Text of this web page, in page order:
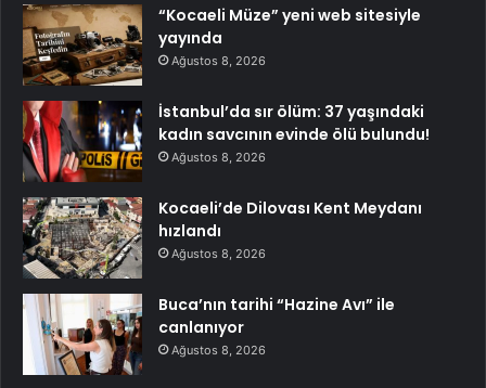
“Kocaeli Müze” yeni web sitesiyle
yayında
Ağustos 8, 2026
İstanbul’da sır ölüm: 37 yaşındaki
kadın savcının evinde ölü bulundu!
Ağustos 8, 2026
Kocaeli’de Dilovası Kent Meydanı
hızlandı
Ağustos 8, 2026
Buca’nın tarihi “Hazine Avı” ile
canlanıyor
Ağustos 8, 2026